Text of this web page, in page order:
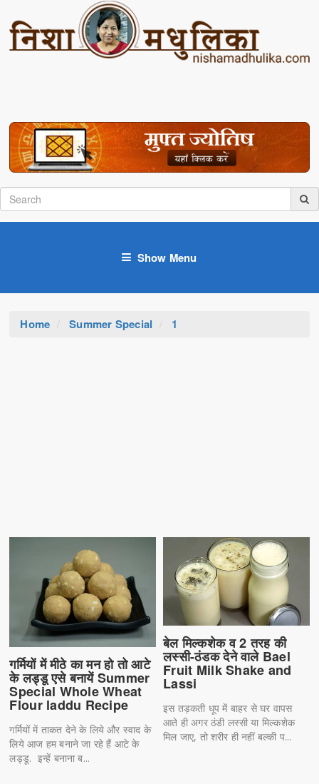
Show Menu
Home Summer Special 1
गर्मियों में मीठे का मन हो तो आटे
के लड्डू एसे बनायें Summer
Special Whole Wheat
Flour laddu Recipe
गर्मियों में ताकत देने के लिये और स्वाद के
लिये आज हम बनाने जा रहे हैं आटे के
लड्डू. इन्हें बनाना ब...
बेल मिल्कशेक व 2 तरह की
लस्सी-ठंडक देने वाले Bael
Fruit Milk Shake and
Lassi
इस तड़कती धूप में बाहर से घर वापस
आते ही अगर ठंडी लस्सी या मिल्कशेक
मिल जाए, तो शरीर ही नहीं बल्की प...